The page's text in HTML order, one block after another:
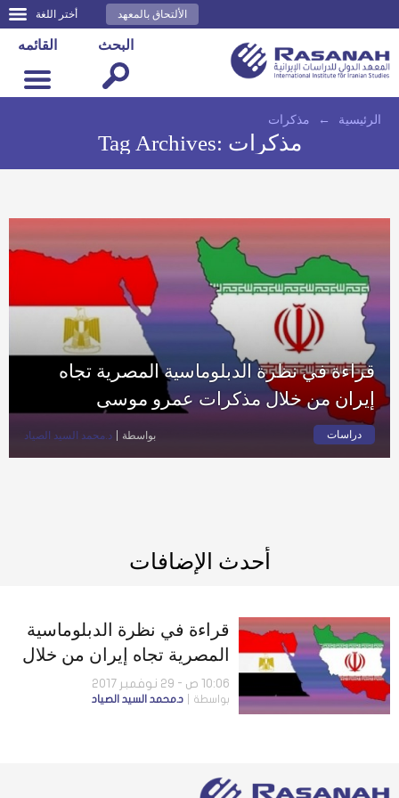
أختر اللغة الألتحاق بالمعهد
القائمه البحث
الرئيسية ← مذكرات
Tag Archives: مذكرات
قراءة في نظرة الدبلوماسية المصرية تجاه
إيران من خلال مذكرات عمرو موسى
دراسات بواسطة د.محمد السيد الصياد
أحدث الإضافات
قراءة في نظرة الدبلوماسية
المصرية تجاه إيران من خلال
مذكرات عمرو موسى
10:06 ص - 29 نوفمبر 2017
بواسطة د.محمد السيد الصياد